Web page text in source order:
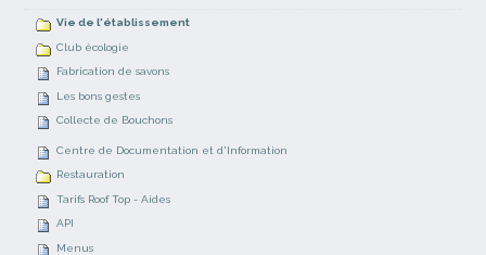
Vie de l'établissement
Club écologie
Fabrication de savons
Les bons gestes
Collecte de Bouchons
Centre de Documentation et d'Information
Restauration
Tarifs Roof Top - Aides
API
Menus